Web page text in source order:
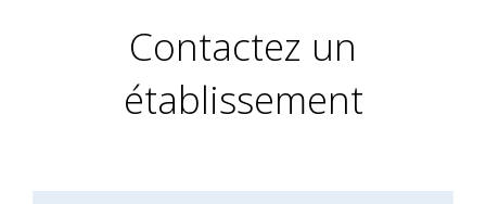
Contactez un
établissement